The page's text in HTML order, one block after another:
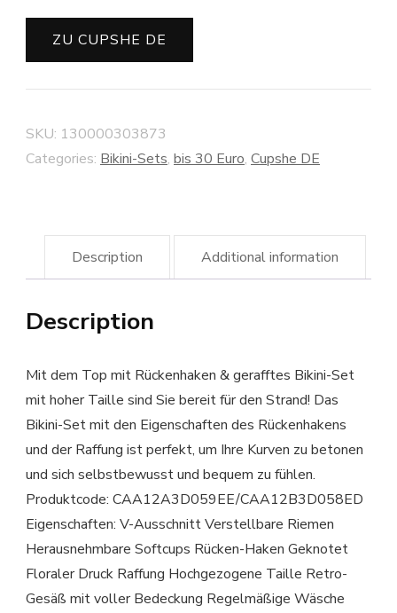
ZU CUPSHE DE
SKU: 130000303873
Categories: Bikini-Sets, bis 30 Euro, Cupshe DE
Description Additional information
Description
Mit dem Top mit Rückenhaken & gerafftes Bikini-Set
mit hoher Taille sind Sie bereit für den Strand! Das
Bikini-Set mit den Eigenschaften des Rückenhakens
und der Raffung ist perfekt, um Ihre Kurven zu betonen
und sich selbstbewusst und bequem zu fühlen.
Produktcode: CAA12A3D059EE/CAA12B3D058ED
Eigenschaften: V-Ausschnitt Verstellbare Riemen
Herausnehmbare Softcups Rücken-Haken Geknotet
Floraler Druck Raffung Hochgezogene Taille Retro-
Gesäß mit voller Bedeckung Regelmäßige Wäsche